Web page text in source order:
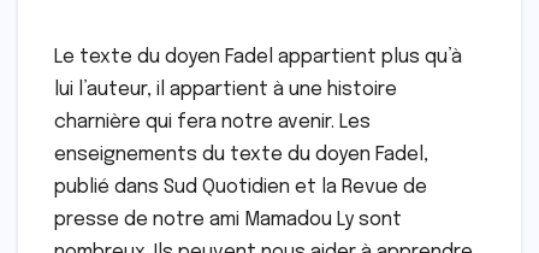
Le texte du doyen Fadel appartient plus qu’à
lui l’auteur, il appartient à une histoire
charnière qui fera notre avenir. Les
enseignements du texte du doyen Fadel,
publié dans Sud Quotidien et la Revue de
presse de notre ami Mamadou Ly sont